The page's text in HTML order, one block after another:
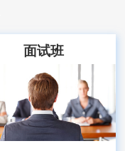
面试班